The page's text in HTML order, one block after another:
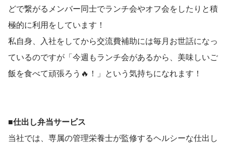
どで繋がるメンバー同士でランチ会やオフ会をしたりと積
極的に利用をしています！
私自身、入社をしてから交流費補助には毎月お世話になっ
ているのですが「今週もランチ会があるから、美味しいご
飯を食べて頑張ろう🔥！」という気持ちになれます！
■仕出し弁当サービス
当社では、専属の管理栄養士が監修するヘルシーな仕出し